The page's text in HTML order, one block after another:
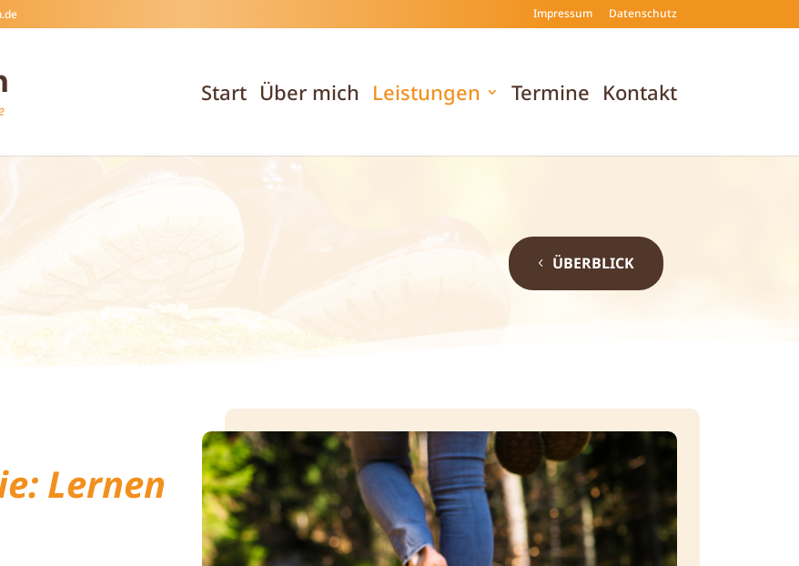
Impressum Datenschutz
Start Über mich Leistungen Termine Kontakt
ÜBERBLICK
Lernen